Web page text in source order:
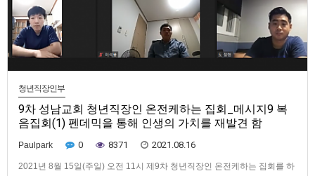
청년직장인부
9차 성남교회 청년직장인 온전케하는 집회_메시지9 복
음집회(1) 펜데믹을 통해 인생의 가치를 재발견 함
Paulpark 0 8371 2021.08.16
2021년 8월 15일(주일) 오전 11시 제9차 청년직장인 온전케하는 집회를 하